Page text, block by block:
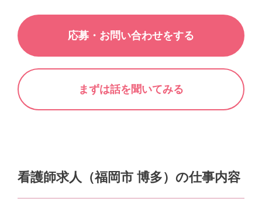
応募・お問い合わせをする
まずは話を聞いてみる
看護師求人（福岡市 博多）の仕事内容